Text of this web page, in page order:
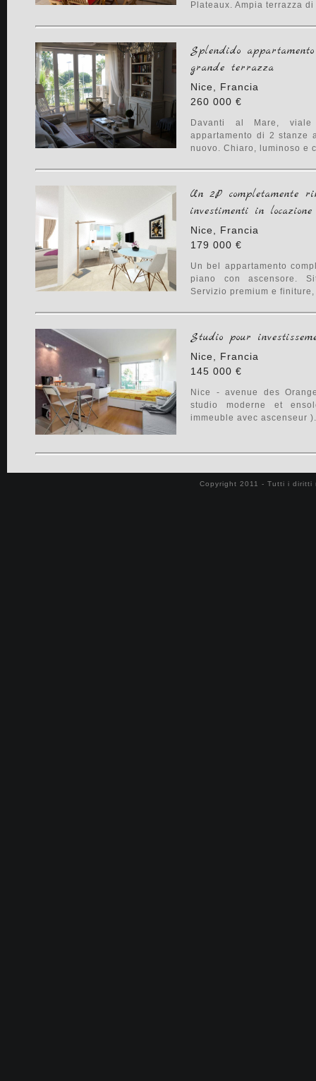
Plateaux. Ampia terrazza di
Splendido
grande terrazza
Nice, Francia
260 000 €
Davanti al Mare,
appartamento di 2 stanze
nuovo. Chiaro, luminoso e
Un 2P completamente
investimenti in locazione
Nice, Francia
179 000 €
Un bel appartamento
piano con ascensore.
Servizio premium e
Studio pour
Nice, Francia
145 000 €
Nice - avenue des
studio moderne et
immeuble avec ascenseur
Consulter nos honoraires
Immobiliare di lusso Costa Azzurra
Proprietà in vendità nella Costa Azzurra
Appartamento a vendere Costa Azzurra
Copyright 2011 - Tutti i